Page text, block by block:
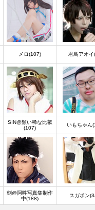
メロ(107) 君鳥アオイ
SIN@類い稀な比叡
(107)
いもちゃん
刻@阿吽写真集制作
中(188)
スガポン